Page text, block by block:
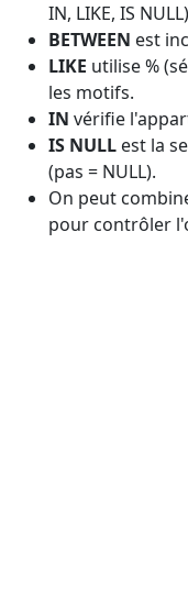
IN, LIKE, IS
BETWEEN est
LIKE utilise %
les motifs.
IN vérifie
IS NULL est la
(pas = NULL).
On peut
pour contrôler